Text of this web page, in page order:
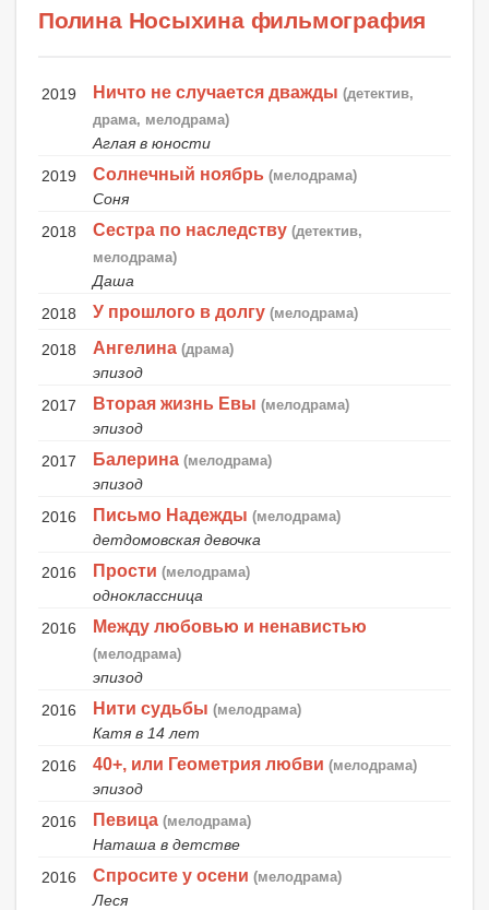
Полина Носыхина фильмография
2019 Ничто не случается дважды (детектив,
драма, мелодрама)
Аглая в юности
2019
Солнечный ноябрь (мелодрама)
Соня
2018
Сестра по наследству (детектив,
мелодрама)
Даша
2018
У прошлого в долгу (мелодрама)
2018 Ангелина (драма)
эпизод
2017
Вторая жизнь Евы (мелодрама)
эпизод
2017
Балерина (мелодрама)
эпизод
2016
Письмо Надежды (мелодрама)
детдомовская девочка
2016
Прости (мелодрама)
одноклассница
2016
Между любовью и ненавистью
(мелодрама)
эпизод
2016
Нити судьбы (мелодрама)
Катя в 14 лет
2016
40+, или Геометрия любви (мелодрама)
эпизод
2016
Певица (мелодрама)
Наташа в детстве
2016
Спросите у осени (мелодрама)
Леся